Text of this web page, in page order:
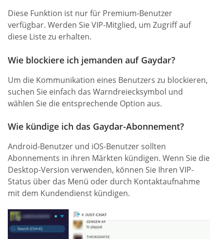
Diese Funktion ist nur für Premium-Benutzer
verfügbar. Werden Sie VIP-Mitglied, um Zugriff auf
diese Liste zu erhalten.
Wie blockiere ich jemanden auf Gaydar?
Um die Kommunikation eines Benutzers zu blockieren,
suchen Sie einfach das Warndreiecksymbol und
wählen Sie die entsprechende Option aus.
Wie kündige ich das Gaydar-Abonnement?
Android-Benutzer und iOS-Benutzer sollten
Abonnements in ihren Märkten kündigen. Wenn Sie die
Desktop-Version verwenden, können Sie Ihren VIP-
Status über das Menü oder durch Kontaktaufnahme
mit dem Kundendienst kündigen.